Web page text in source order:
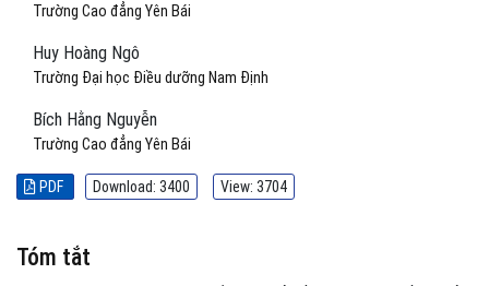
Trường Cao đẳng Yên Bái
Huy Hoàng Ngô
Trường Đại học Điều dưỡng Nam Định
Bích Hằng Nguyễn
Trường Cao đẳng Yên Bái
PDF Download: 3400 View: 3704
Tóm tắt